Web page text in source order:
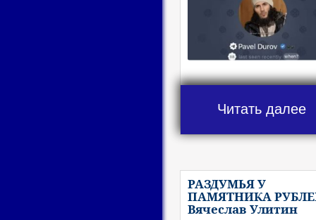
Читать далее
РАЗДУМЬЯ У
ПАМЯТНИКА
Вячеслав Улитин